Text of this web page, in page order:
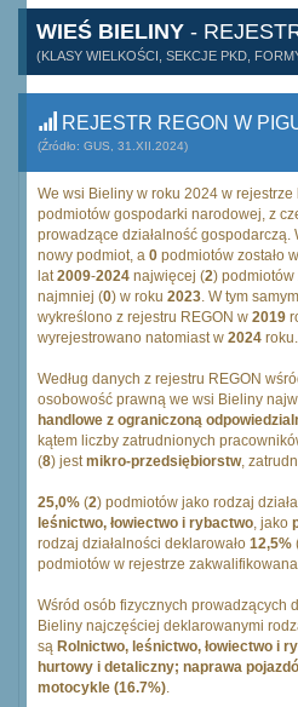
WIEŚ BIELINY -
(KLASY WIELKOŚCI, SEKCJE PKD,
REJESTR REGON W
(Źródło: GUS, 31.XII.2024)
We wsi Bieliny w roku 2024 w rejestrze
podmiotów gospodarki narodowej, z
prowadzące działalność gospodarczą.
nowy podmiot, a 0 podmiotów zostało
lat2009-2024 najwięcej (2) podmiotów
najmniej (0) w roku 2023. W tym
wykreślono z rejestru REGON w 2019
wyrejestrowano natomiast w 2024 roku.
Według danych z rejestru REGON
osobowość prawną we wsi Bieliny
handlowe z ograniczoną
kątem liczby zatrudnionych
(8) jestmikro-przedsiębiorstw,
25,0% (2) podmiotów jako rodzaj
leśnictwo, łowiectwo i rybactwo, jako
rodzaj działalności deklarowało 12,5%
podmiotów w rejestrze
Wśród osób fizycznych prowadzących
Bieliny najczęściej deklarowanymi
są Rolnictwo, leśnictwo, łowiectwo i
hurtowy i detaliczny; naprawa
motocykle (16.7%).